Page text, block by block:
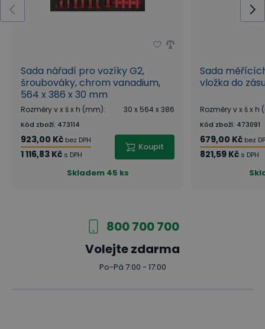
Sada nářadí pro vozíky G2,
šroubováky, chrom vanadium,
564 x 386 x 30 mm
Rozměry v x š x h (mm): 30 x 564 x 386
Kód zboží: 473114
923,00 Kč bez DPH
1 116,83 Kč s DPH
Koupit
Skladem 45 ks
Sada
vložka do
Rozměry v x š x h
Kód zboží: 473091
679,00 Kč bez
821,59 Kč s DPH
800 700 700
Volejte zdarma
Po-Pá 7:00 - 17:00